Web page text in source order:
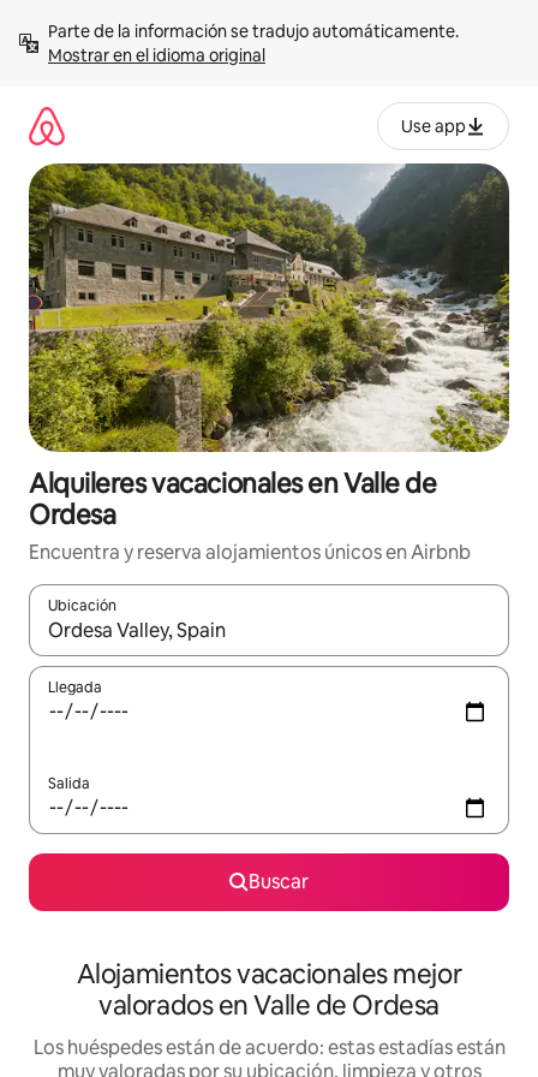
contenidoMostrar en el idioma original
Use app
Alquileres vacacionales en Valle de
Ordesa
Encuentra y reserva alojamientos únicos en Airbnb
Ubicación
Cuando los resultados estén disponibles, navega con las
Llegada
Salida
Buscar
Alojamientos vacacionales mejor
valorados en Valle de Ordesa
Los huéspedes están de acuerdo: estas estadías están
muy valoradas por su ubicación, limpieza y otros